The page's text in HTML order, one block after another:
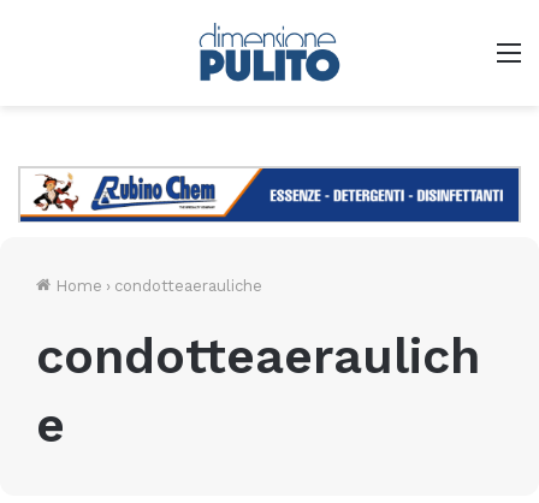
Home › condotteaerauliche
condotteaeraulich
e